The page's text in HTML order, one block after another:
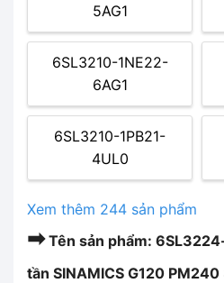
5AG1
6SL3210-1NE22-
6AG1
6SL3210-1PB21-
4UL0
Xem thêm 244 sản phẩm
➡Tên sản phẩm:
tần SINAMICS G120